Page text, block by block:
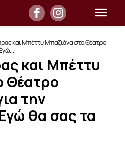
και Μπέττυ Μπαζιάνα στο Θέατρο
και Μπέττυ
Θέατρο
την
θα σας τα